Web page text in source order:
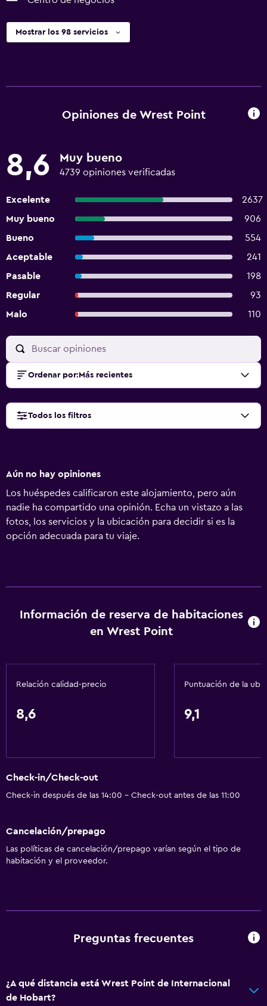
Mostrar los 98 servicios
Opiniones de Wrest Point
8,6 Muy bueno
4739 opiniones verificadas
Excelente
2637
Muy bueno
906
Bueno
554
Aceptable
241
Pasable
198
Regular
93
Malo
110
Ordenar por: Más recientes
Todos los filtros
Aún no hay opiniones
Los huéspedes calificaron este alojamiento, pero aún
nadie ha compartido una opinión. Echa un vistazo a las
fotos, los servicios y la ubicación para decidir si es la
opción adecuada para tu viaje.
Información de reserva de habitaciones
en Wrest Point
Relación calidad-precio
8,6
Puntuación de la
9,1
Check-in/Check-out
Check-in después de las 14:00 - Check-out antes de las 11:00
Cancelación/prepago
Las políticas de cancelación/prepago varían según el tipo de
habitación y el proveedor.
Preguntas frecuentes
¿A qué distancia está Wrest Point de Internacional
de Hobart?